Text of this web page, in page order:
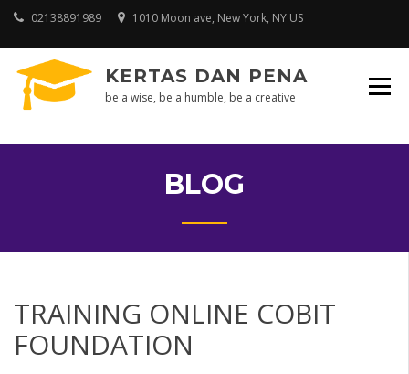
Skip
content
02138891989 1010 Moon ave, New York, NY US
KERTAS DAN PENA
be a wise, be a humble, be a creative
BLOG
TRAINING ONLINE COBIT
FOUNDATION